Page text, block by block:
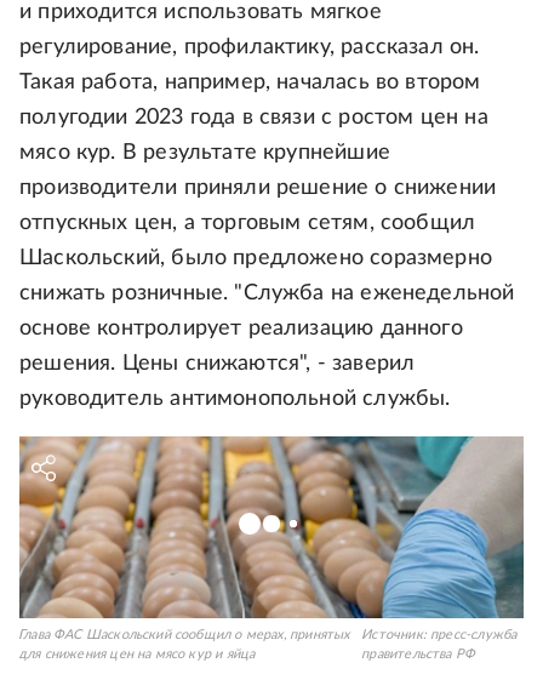
и приходится использовать мягкое
регулирование, профилактику, рассказал он.
Такая работа, например, началась во втором
полугодии 2023 года в связи с ростом цен на
мясо кур. В результате крупнейшие
производители приняли решение о снижении
отпускных цен, а торговым сетям, сообщил
Шаскольский, было предложено соразмерно
снижать розничные. "Служба на еженедельной
основе контролирует реализацию данного
решения. Цены снижаются", - заверил
руководитель антимонопольной службы.
Глава ФАС Шаскольский сообщил о мерах, принятых
для снижения цен на мясо кур и яйца
Источник: пресс-служба
правительства РФ